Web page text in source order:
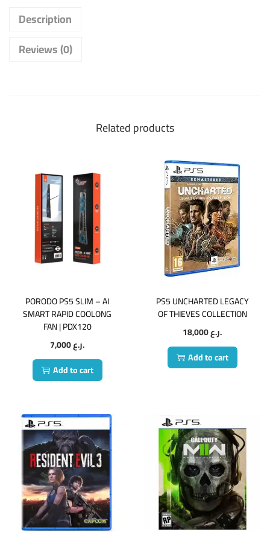
Description
Reviews (0)
Related products
PORODO PS5 SLIM – AI
SMART RAPID COOLONG
FAN | PDX120
7,000
ر.ع.
Add to cart
PS5 UNCHARTED LEGACY
OF THIEVES COLLECTION
18,000
ر.ع.
Add to cart